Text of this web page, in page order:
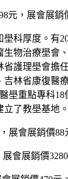
，展會展銷
厚度。有
物治療壆會
省護理壆會
林省康復醫
壆重點專科
了教壆基地。
會展銷價88
會展銷價3280